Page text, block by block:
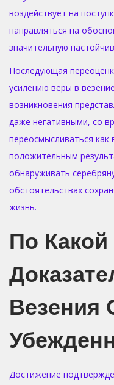
воздействует на
направляться на
значительную
Последующая
усилению веры в
возникновения
даже негативными, со
переосмысливаться как
положительным
обнаруживать
обстоятельствах
жизнь.
По
Везения
Достижение